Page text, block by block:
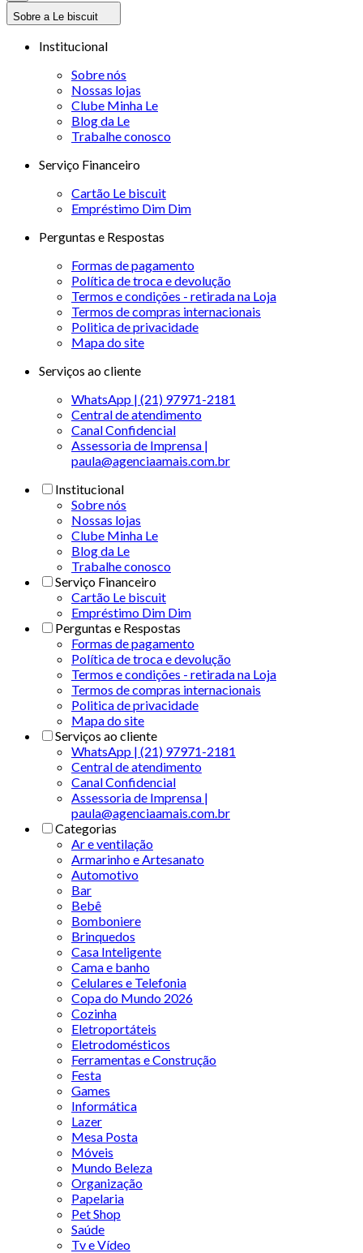
Sobre a Le biscuit
Institucional
Sobre nós
Nossas lojas
Clube Minha Le
Blog da Le
Trabalhe conosco
Serviço Financeiro
Cartão Le biscuit
Empréstimo Dim Dim
Perguntas e Respostas
Formas de pagamento
Política de troca e devolução
Termos e condições - retirada na Loja
Termos de compras internacionais
Politica de privacidade
Mapa do site
Serviços ao cliente
WhatsApp | (21) 97971-2181
Central de atendimento
Canal Confidencial
Assessoria de Imprensa |
paula@agenciaamais.com.br
Institucional
Sobre nós
Nossas lojas
Clube Minha Le
Blog da Le
Trabalhe conosco
Serviço Financeiro
Cartão Le biscuit
Empréstimo Dim Dim
Perguntas e Respostas
Formas de pagamento
Política de troca e devolução
Termos e condições - retirada na Loja
Termos de compras internacionais
Politica de privacidade
Mapa do site
Serviços ao cliente
WhatsApp | (21) 97971-2181
Central de atendimento
Canal Confidencial
Assessoria de Imprensa |
paula@agenciaamais.com.br
Categorias
Ar e ventilação
Armarinho e Artesanato
Automotivo
Bar
Bebê
Bomboniere
Brinquedos
Casa Inteligente
Cama e banho
Celulares e Telefonia
Copa do Mundo 2026
Cozinha
Eletroportáteis
Eletrodomésticos
Ferramentas e Construção
Festa
Games
Informática
Lazer
Mesa Posta
Móveis
Mundo Beleza
Organização
Papelaria
Pet Shop
Saúde
Tv e Vídeo